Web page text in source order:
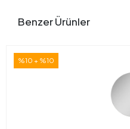
Benzer Ürünler
%10 + %10